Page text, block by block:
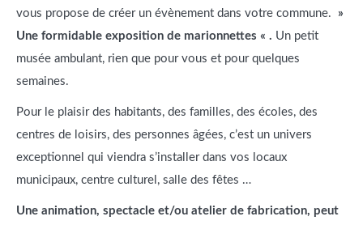
vous propose de créer un évènement dans votre commune. »
Une formidable exposition de marionnettes « . Un petit
musée ambulant, rien que pour vous et pour quelques
semaines.
Pour le plaisir des habitants, des familles, des écoles, des
centres de loisirs, des personnes âgées, c’est un univers
exceptionnel qui viendra s’installer dans vos locaux
municipaux, centre culturel, salle des fêtes …
Une animation, spectacle et/ou atelier de fabrication, peut